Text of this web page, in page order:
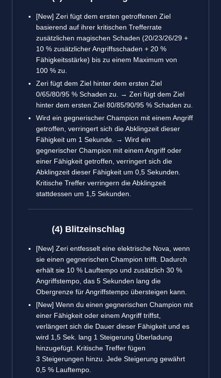
[New] Zeri fügt dem ersten getroffenen Ziel
basierend auf ihrer kritischen Trefferrate
zusätzlichen magischen Schaden (20/23/26/29 +
10 % zusätzlicher Angriffsschaden + 20 %
Fähigkeitsstärke) bis zu einem Maximum von
100 % zu.
Zeri fügt dem Ziel hinter dem ersten Ziel
0/65/80/95 % Schaden zu. → Zeri fügt dem Ziel
hinter dem ersten Ziel 80/85/90/95 % Schaden zu.
Wird ein gegnerischer Champion mit einem Angriff
getroffen, verringert sich die Abklingzeit dieser
Fähigkeit um 1 Sekunde. → Wird ein
gegnerischer Champion mit einem Angriff oder
einer Fähigkeit getroffen, verringert sich die
Abklingzeit dieser Fähigkeit um 0,5 Sekunden.
Kritische Treffer verringern die Abklingzeit
stattdessen um 1,5 Sekunden.
(4) Blitzeinschlag
[New] Zeri entfesselt eine elektrische Nova, wenn
sie einen gegnerischen Champion trifft. Dadurch
erhält sie 10 % Lauftempo und zusätzlich 30 %
Angriffstempo, das 5 Sekunden lang die
Obergrenze für Angriffstempo übersteigen kann.
[New] Wenn du einen gegnerischen Champion mit
einer Fähigkeit oder einem Angriff triffst,
verlängert sich die Dauer dieser Fähigkeit und es
wird 1,5 Sek. lang 1 Steigerung Überladung
hinzugefügt. Kritische Treffer fügen
3 Steigerungen hinzu. Jede Steigerung gewährt
0,5 % Lauftempo.